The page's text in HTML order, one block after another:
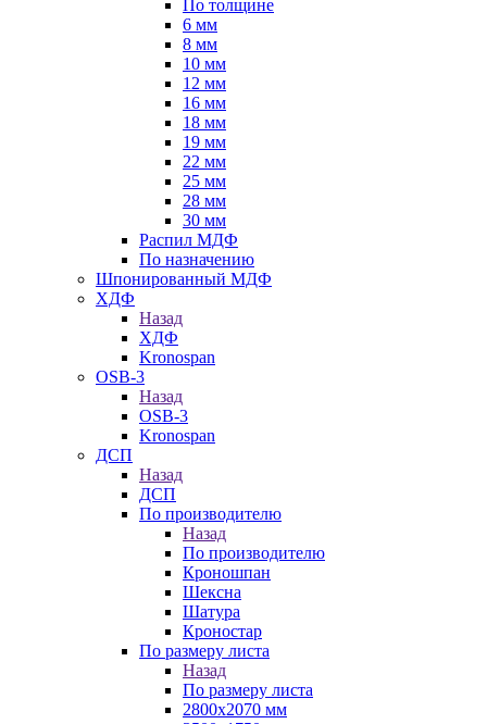
По толщине
6 мм
8 мм
10 мм
12 мм
16 мм
18 мм
19 мм
22 мм
25 мм
28 мм
30 мм
Распил МДФ
По назначению
Шпонированный МДФ
ХДФ
Назад
ХДФ
Kronospan
OSB-3
Назад
OSB-3
Kronospan
ДСП
Назад
ДСП
По производителю
Назад
По производителю
Кроношпан
Шексна
Шатура
Кроностар
По размеру листа
Назад
По размеру листа
2800х2070 мм